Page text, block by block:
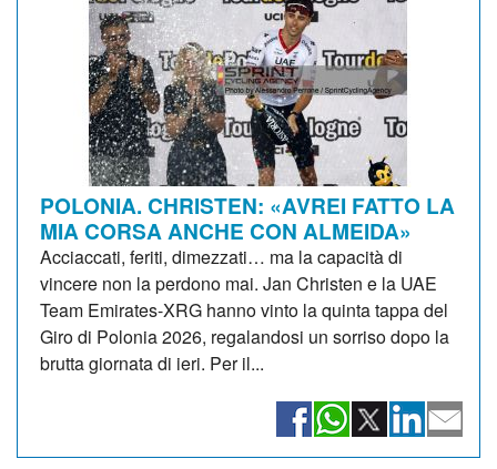
POLONIA. CHRISTEN: «AVREI FATTO LA
MIA CORSA ANCHE CON ALMEIDA»
Acciaccati, feriti, dimezzati… ma la capacità di
vincere non la perdono mai. Jan Christen e la UAE
Team Emirates-XRG hanno vinto la quinta tappa del
Giro di Polonia 2026, regalandosi un sorriso dopo la
brutta giornata di ieri. Per il...